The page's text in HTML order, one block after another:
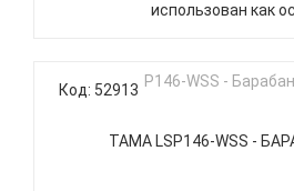
использован как
Код: 52913
TAMA LSP146-WSS -